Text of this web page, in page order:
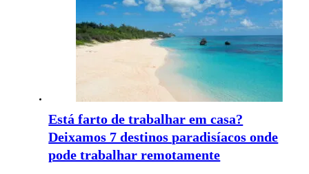
Está farto de trabalhar em casa?
Deixamos 7 destinos paradisíacos onde
pode trabalhar remotamente